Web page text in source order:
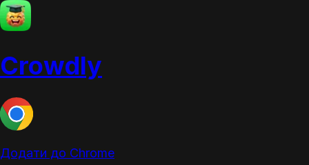
Crowdly
Додати до Chrome